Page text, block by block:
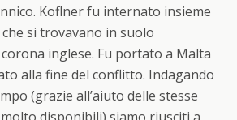
Koflner fu internato insieme
si trovavano in suolo
inglese. Fu portato a Malta
alla fine del conflitto. Indagando
(grazie all’aiuto delle stesse